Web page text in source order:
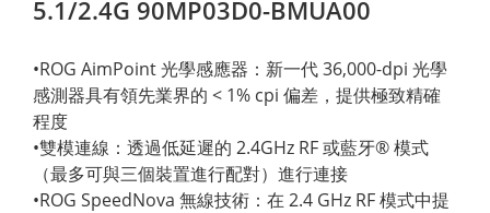
5.1/2.4G 90MP03D0-BMUA00
•ROG AimPoint 光學感應器：新一代 36,000-dpi 光學
感測器具有領先業界的 < 1% cpi 偏差，提供極致精確
程度
•雙模連線：透過低延遲的 2.4GHz RF 或藍牙® 模式
（最多可與三個裝置進行配對）進行連接
•ROG SpeedNova 無線技術：在 2.4 GHz RF 模式中提